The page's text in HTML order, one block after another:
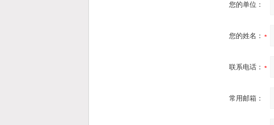
您的单位：
您的姓名：
联系电话：
常用邮箱：